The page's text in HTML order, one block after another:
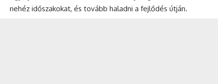
nehéz időszakokat, és tovább haladni a fejlődés útján.